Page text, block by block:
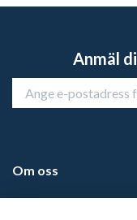
Anmäl
Om oss